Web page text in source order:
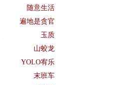
随意生活
遍地是贪官
玉质
山蛟龙
YOLO宥乐
末班车